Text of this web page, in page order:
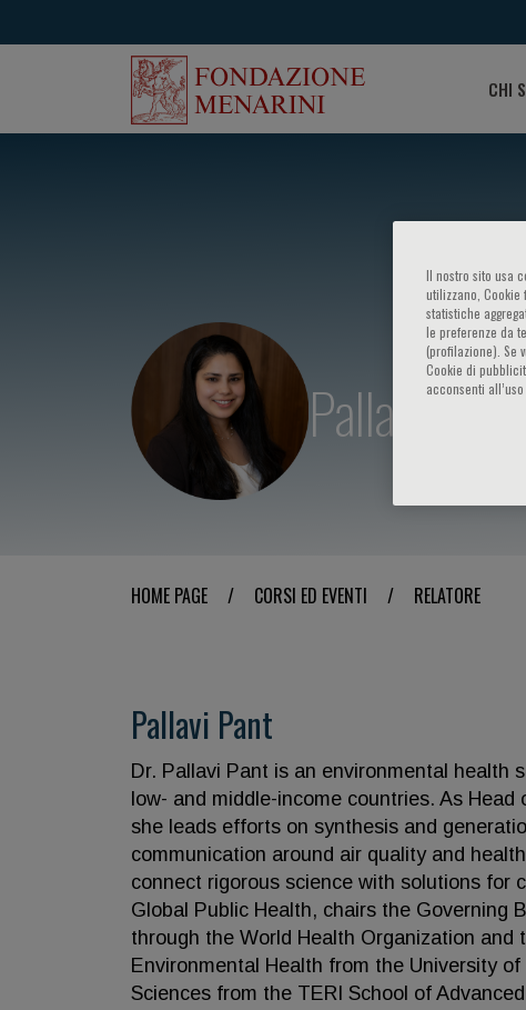
CHI
Pallavi Pant
HOME PAGE / CORSI ED EVENTI / RELATORE
Pallavi Pant
Dr. Pallavi Pant is an environmental health
low- and middle-income countries. As
she leads efforts on synthesis and
communication around air quality and
connect rigorous science with solutions for
Global Public Health, chairs the Governing
through the World Health Organization and
Environmental Health from the University
Sciences from the TERI School of
Il nostro sito usa
utilizzano,
statistiche
le preferenze da
(profilazione). Se
Cookie di
acconsenti